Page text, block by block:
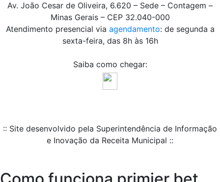
Av. João Cesar de Oliveira, 6.620 – Sede – Contagem –
Minas Gerais – CEP 32.040-000
Atendimento presencial via agendamento: de segunda a
sexta-feira, das 8h às 16h
Saiba como chegar:
:: Site desenvolvido pela Superintendência de Informação
e Inovação da Receita Municipal ::